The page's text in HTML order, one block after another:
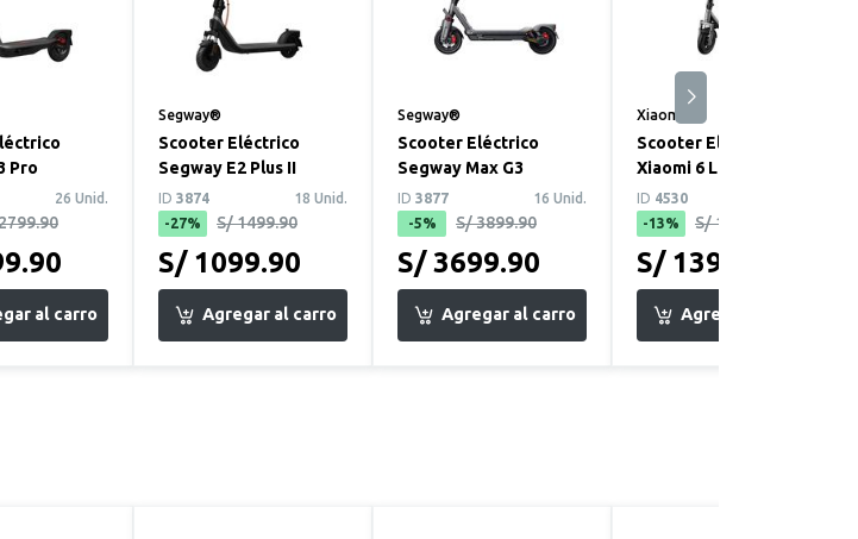
Pro
26 Unid.
Segway®
Scooter Eléctrico
Segway E2 Plus II
ID 3874
18 Unid.
-27%
S/ 1499.90
S/ 1099.90
Segway®
Scooter Eléctrico
Segway Max G3
ID 3877
16 Unid.
-5%
S/ 3899.90
S/ 3699.90
Xiaomi®
Scooter Eléctrico
Xiaomi 6 Lite GL
ID 4530
-13%
S/ 1599.90
S/ 1399.90